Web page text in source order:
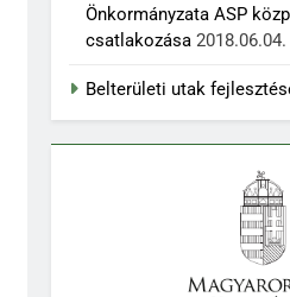
Önkormányzata ASP
csatlakozása 2018.06.04.
Belterületi utak